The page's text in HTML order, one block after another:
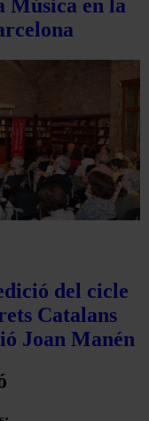
Música en la
del cicle
Catalans
Joan Manén